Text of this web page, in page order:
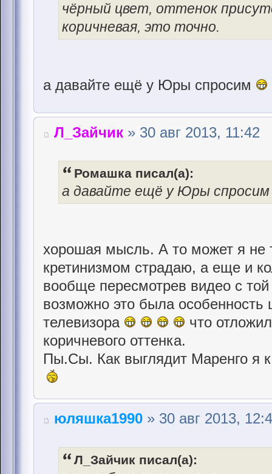
чёрный цвет, оттенок
коричневая, это точно.
а давайте ещё у Юры спросим
Л_Зайчик » 30 авг 2013, 11:42
Ромашка писал(а):
а давайте ещё у Юры спросим
хорошая мысль. А то может я не
кретинизмом страдаю, а еще и
вообще пересмотрев видео с
возможно это была особенность
телевизора
что
коричневого оттенка.
Пы.Сы. Как выглядит Маренго я
юляшка1990 » 30 авг 2013,
Л_Зайчик писал(а):